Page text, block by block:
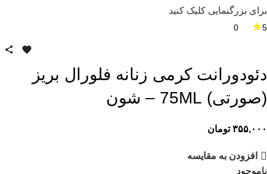
برای بزرگنمایی کلیک کنید
5
★
دئودورانت کرمی زنانه فلورال بریز
(صورتی) 75ML – شون
۳۵۵,۰۰۰ تومان
افزودن به مقایسه
ناموجود